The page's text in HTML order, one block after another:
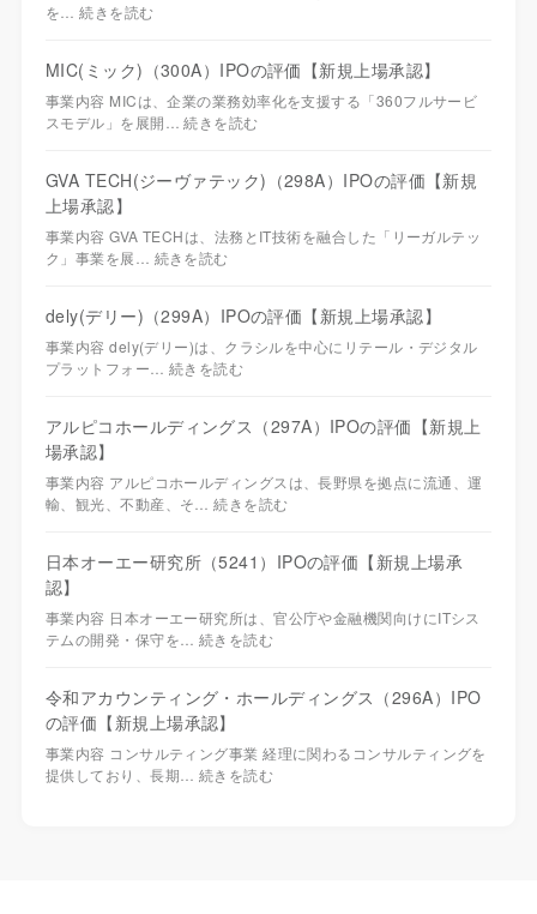
を…続きを読む
MIC(ミック)（300A）IPOの評価【新規上場承認】
事業内容 MICは、企業の業務効率化を支援する「360フルサービ
スモデル」を展開…続きを読む
GVA TECH(ジーヴァテック)（298A）IPOの評価【新規
上場承認】
事業内容 GVA TECHは、法務とIT技術を融合した「リーガルテッ
ク」事業を展… 続きを読む
dely(デリー)（299A）IPOの評価【新規上場承認】
事業内容 dely(デリー)は、クラシルを中心にリテール・デジタル
プラットフォー… 続きを読む
アルピコホールディングス（297A）IPOの評価【新規上
場承認】
事業内容 アルピコホールディングスは、長野県を拠点に流通、運
輸、観光、不動産、そ…続きを読む
日本オーエー研究所（5241）IPOの評価【新規上場承
認】
事業内容 日本オーエー研究所は、官公庁や金融機関向けにITシス
テムの開発・保守を… 続きを読む
令和アカウンティング・ホールディングス（296A）IPO
の評価【新規上場承認】
事業内容 コンサルティング事業 経理に関わるコンサルティングを
提供しており、長期… 続きを読む